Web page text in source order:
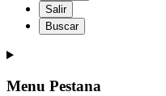
Salir
Buscar
Menu Pestana